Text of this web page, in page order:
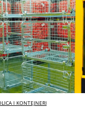
I KONTEJNERI